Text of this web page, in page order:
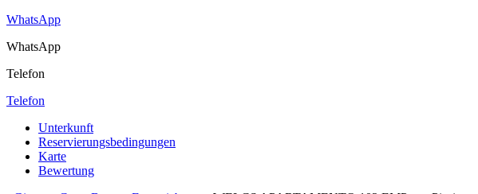
WhatsApp
WhatsApp
Telefon
Telefon
Unterkunft
Reservierungsbedingungen
Karte
Bewertung